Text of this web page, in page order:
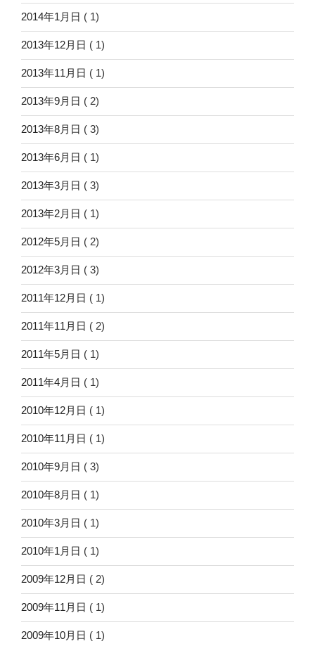
2014年1月日 ( 1)
2013年12月日 ( 1)
2013年11月日 ( 1)
2013年9月日 ( 2)
2013年8月日 ( 3)
2013年6月日 ( 1)
2013年3月日 ( 3)
2013年2月日 ( 1)
2012年5月日 ( 2)
2012年3月日 ( 3)
2011年12月日 ( 1)
2011年11月日 ( 2)
2011年5月日 ( 1)
2011年4月日 ( 1)
2010年12月日 ( 1)
2010年11月日 ( 1)
2010年9月日 ( 3)
2010年8月日 ( 1)
2010年3月日 ( 1)
2010年1月日 ( 1)
2009年12月日 ( 2)
2009年11月日 ( 1)
2009年10月日 ( 1)